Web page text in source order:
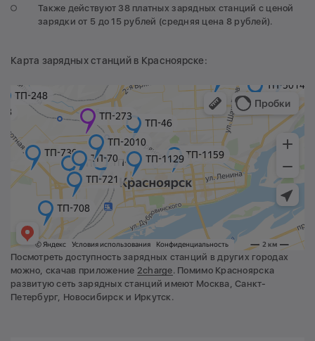
Также действуют 38 платных зарядных станций с ценой
зарядки от 5 до 15 рублей (средняя цена 8 рублей).
Карта зарядных станций в Красноярске:
Посмотреть доступность зарядных станций в других городах
можно, скачав приложение 2charge. Помимо Красноярска
развитую сеть зарядных станций имеют Москва, Санкт-
Петербург, Новосибирск и Иркутск.